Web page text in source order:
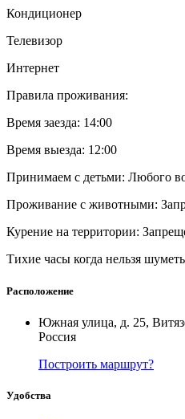
Кондиционер
Телевизор
Интернет
Правила проживания:
Время заезда: 14:00
Время выезда: 12:00
Принимаем с детьми: Любого
Проживание с животными:
Курение на территории:
Тихие часы когда нельзя
Расположение
Южная улица, д. 25,
Россия
Построить маршрут?
Удобства